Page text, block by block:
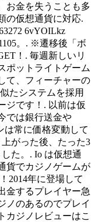
お金を失うことも多
の仮想通貨に対応.
6vYOILkz
。. ※遷移後「ボ
！. 毎週新しいリ
ポットライトゲーム
て、フィーチャーの
たシステムを採用
ジです！. 以前は仮
では銀行送金や
は常に価格変動して
がった後、たった3
た。. Io は仮想通
貨でカジノゲームが
2014年に登場して
金するプレイヤー急
ノのあるのでプレイ
カジノレビューはこ